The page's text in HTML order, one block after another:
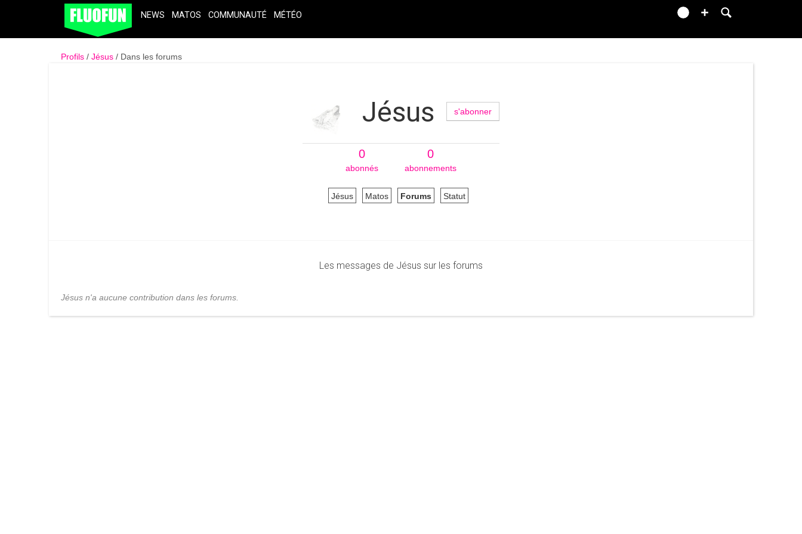
NEWS MATOS COMMUNAUTÉ MÉTÉO
Profils Jésus Dans les forums
Jésus s'abonner
0
abonnés
0
abonnements
Jésus Matos Forums Statut
Les messages de Jésus sur les forums
Jésus n'a aucune contribution dans les forums.